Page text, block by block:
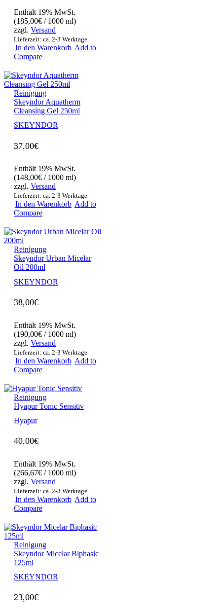
Enthält 19% MwSt.
(185,00€ / 1000 ml)
zzgl. Versand
Lieferzeit: ca. 2-3 Werktage
In den Warenkorb Add to
Compare
Reinigung
Skeyndor Aquatherm
Cleansing Gel 250ml
SKEYNDOR
37,00€
Enthält 19% MwSt.
(148,00€ / 1000 ml)
zzgl. Versand
Lieferzeit: ca. 2-3 Werktage
In den Warenkorb Add to
Compare
Reinigung
Skeyndor Urban Micelar
Oil 200ml
SKEYNDOR
38,00€
Enthält 19% MwSt.
(190,00€ / 1000 ml)
zzgl. Versand
Lieferzeit: ca. 2-3 Werktage
In den Warenkorb Add to
Compare
Reinigung
Hyapur Tonic Sensitiv
Hyapur
40,00€
Enthält 19% MwSt.
(266,67€ / 1000 ml)
zzgl. Versand
Lieferzeit: ca. 2-3 Werktage
In den Warenkorb Add to
Compare
Reinigung
Skeyndor Micelar Biphasic
125ml
SKEYNDOR
23,00€